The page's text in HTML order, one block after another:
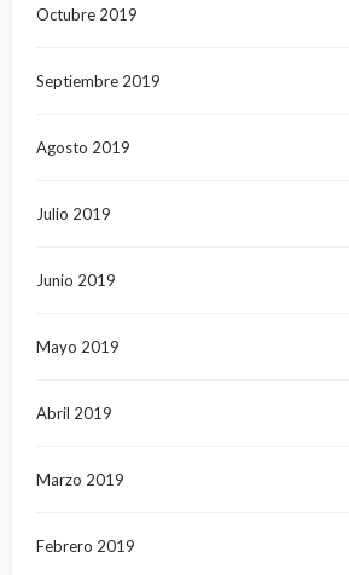
Octubre 2019
Septiembre 2019
Agosto 2019
Julio 2019
Junio 2019
Mayo 2019
Abril 2019
Marzo 2019
Febrero 2019